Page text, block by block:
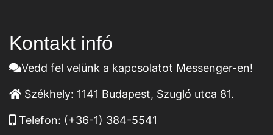
Kontakt infó
Vedd fel velünk a kapcsolatot Messenger-en!
Székhely: 1141 Budapest, Szugló utca 81.
Telefon: (+36-1) 384-5541